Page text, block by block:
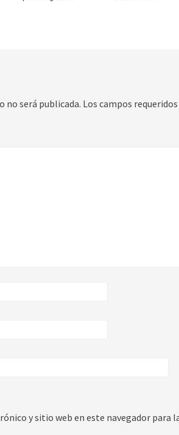
no será publicada. Los campos
y sitio web en este navegador para